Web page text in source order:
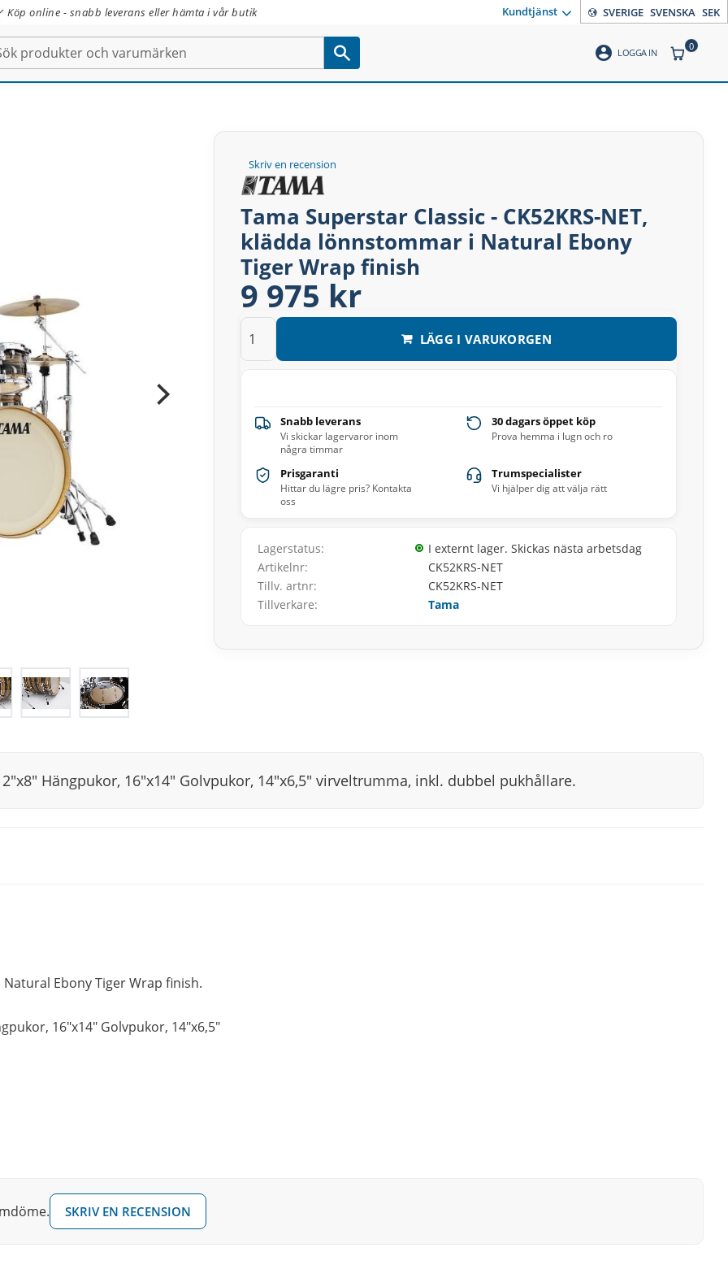
Köp online - snabb leverans eller hämta i vår butik Kundtjänst SVERIGE SVENSKA SEK
account_circle LOGGA IN ANTAL
0
Skriv en recension
Tama Superstar Classic - CK52KRS-NET,
klädda lönnstommar i Natural Ebony
Tiger Wrap finish
9 975 kr
LÄGG I VARUKORGEN
Snabb leverans
Vi skickar lagervaror inom
några timmar
30 dagars öppet köp
Prova hemma i lugn och ro
Prisgaranti
Hittar du lägre pris? Kontakta
oss
Trumspecialister
Vi hjälper dig att välja rätt
Lagerstatus
I externt lager. Skickas nästa arbetsdag
Artikelnr
CK52KRS-NET
Tillv. artnr
CK52KRS-NET
Tillverkare
Tama
Hängpukor, 16"x14" Golvpukor, 14"x6,5" virveltrumma, inkl. dubbel pukhållare.
Natural Ebony Tiger Wrap finish.
16"x14" Golvpukor, 14"x6,5"
designmässigt tagit inspiration från den
T-loggan och snarlika stämhus. De
SKRIV EN RECENSION